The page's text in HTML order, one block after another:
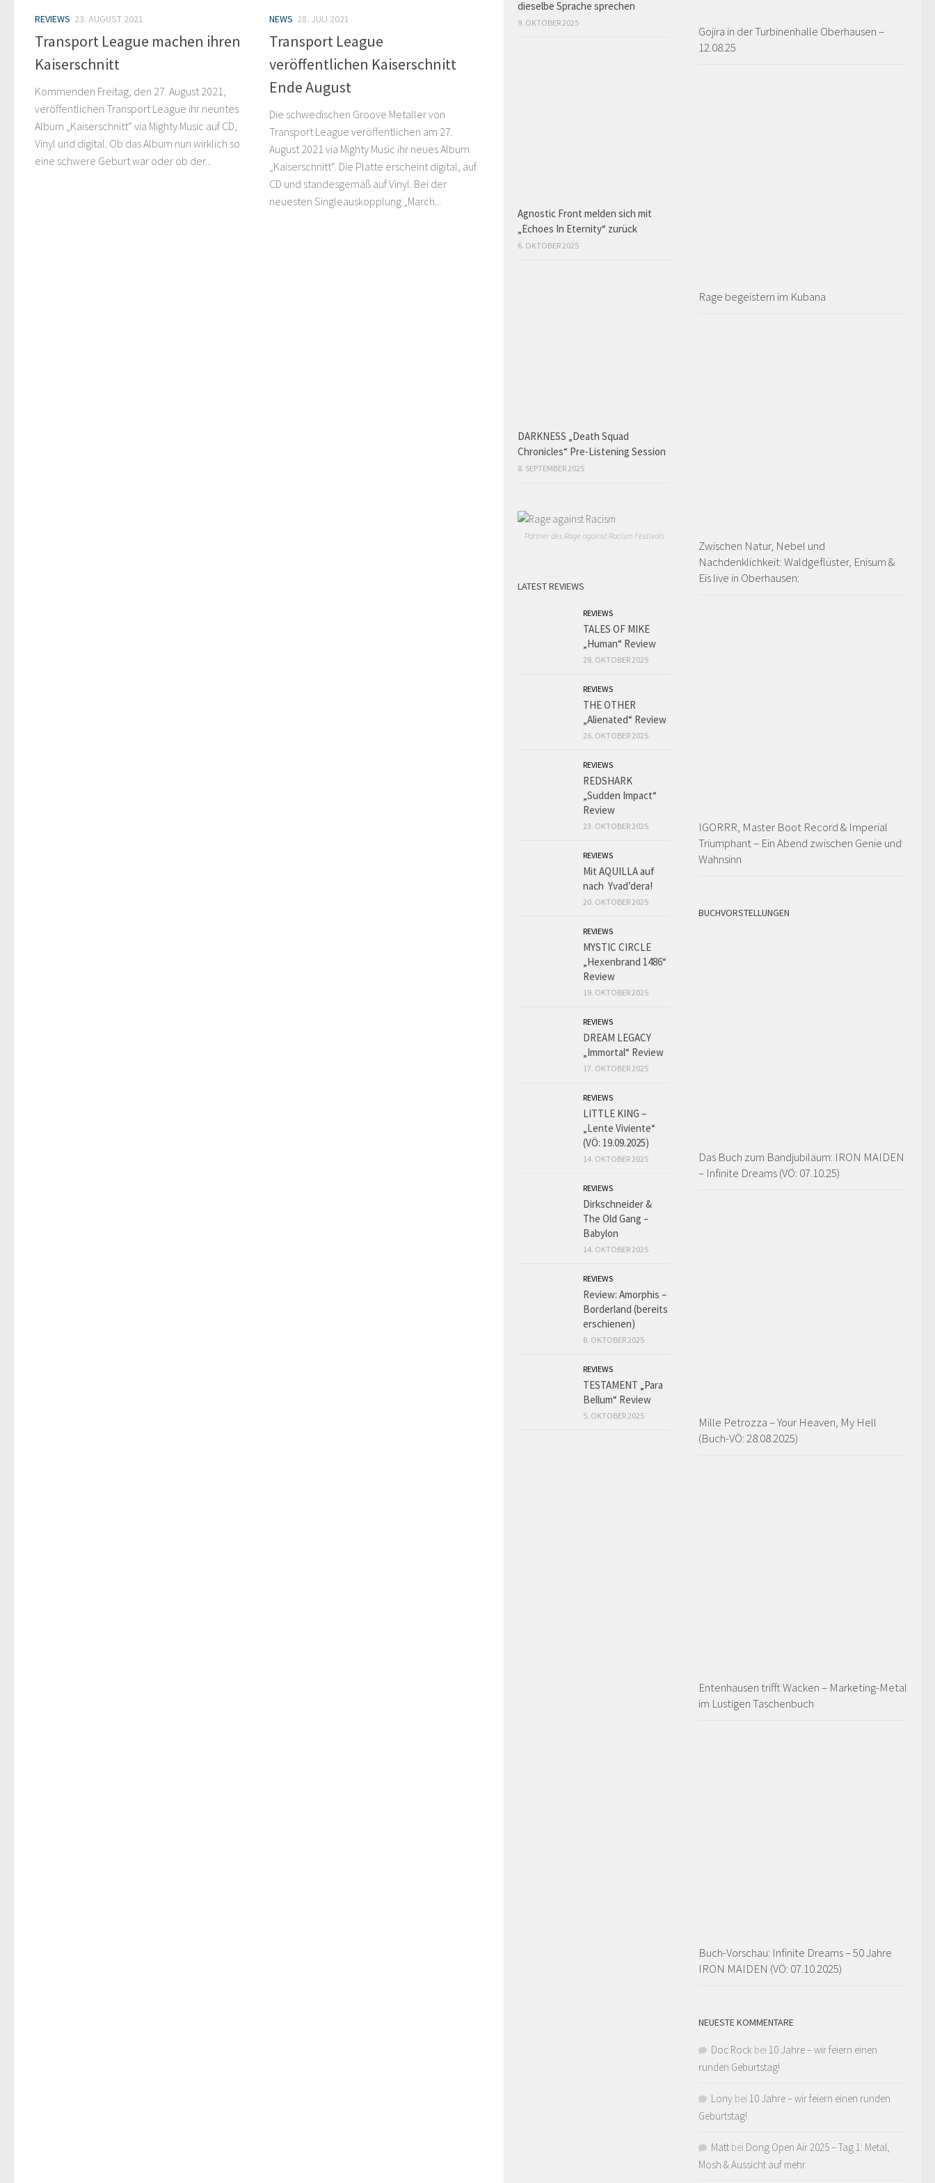
REVIEWS 23. AUGUST 2021
Transport League machen ihren
Kaiserschnitt
Kommenden Freitag, den 27. August 2021,
veröffentlichen Transport League ihr neuntes
Album „Kaiserschnitt“ via Mighty Music auf CD,
Vinyl und digital. Ob das Album nun wirklich so
eine schwere Geburt war oder ob der...
NEWS 28. JULI 2021
Transport League
veröffentlichen Kaiserschnitt
Ende August
Die schwedischen Groove Metaller von
Transport League veröffentlichen am 27.
August 2021 via Mighty Music ihr neues Album
„Kaiserschnitt“. Die Platte erscheint digital, auf
CD und standesgemäß auf Vinyl. Bei der
neuesten Singleauskopplung „March...
Gojira in der Turbinenhalle Oberhausen –
12.08.25
Rage begeistern im Kubana
Zwischen Natur, Nebel und
Nachdenklichkeit: Waldgeflüster, Enisum &
Eïs live in Oberhausen:
IGORRR, Master Boot Record & Imperial
Triumphant – Ein Abend zwischen Genie und
Wahnsinn
BUCHVORSTELLUNGEN
Das Buch zum Bandjubiläum: IRON MAIDEN
– Infinite Dreams (VÖ: 07.10.25)
Mille Petrozza – Your Heaven, My Hell
(Buch-VÖ: 28.08.2025)
Entenhausen trifft Wacken – Marketing-Metal
im Lustigen Taschenbuch
Buch-Vorschau: Infinite Dreams – 50 Jahre
IRON MAIDEN (VÖ: 07.10.2025)
NEUESTE KOMMENTARE
Doc Rock bei 10 Jahre – wir feiern einen
runden Geburtstag!
Lony bei 10 Jahre – wir feiern einen runden
Geburtstag!
Matt bei Dong Open Air 2025 – Tag 1: Metal,
Mosh & Aussicht auf mehr
dieselbe Sprache sprechen
9. OKTOBER 2025
Agnostic Front melden sich mit
„Echoes In Eternity“ zurück
6. OKTOBER 2025
DARKNESS „Death Squad
Chronicles“ Pre-Listening Session
8. SEPTEMBER 2025
Partner des Rage against Racism Festivals
LATEST REVIEWS
REVIEWS
TALES OF MIKE
„Human“ Review
28. OKTOBER 2025
REVIEWS
THE OTHER
„Alienated“ Review
26. OKTOBER 2025
REVIEWS
REDSHARK
„Sudden Impact“
Review
23. OKTOBER 2025
REVIEWS
Mit AQUILLA auf
nach Yvad’dera!
20. OKTOBER 2025
REVIEWS
MYSTIC CIRCLE
„Hexenbrand 1486“
Review
19. OKTOBER 2025
REVIEWS
DREAM LEGACY
„Immortal“ Review
17. OKTOBER 2025
REVIEWS
LITTLE KING –
„Lente Viviente“
(VÖ: 19.09.2025)
14. OKTOBER 2025
REVIEWS
Dirkschneider &
The Old Gang –
Babylon
14. OKTOBER 2025
REVIEWS
Review: Amorphis –
Borderland (bereits
erschienen)
8. OKTOBER 2025
REVIEWS
TESTAMENT „Para
Bellum“ Review
5. OKTOBER 2025